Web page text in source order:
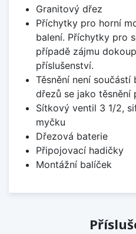
Granitový dřez
Příchytky pro horní
balení. Příchytky pro
případě zájmu
příslušenství.
Těsnění není
dřezů se jako těsnění
Sítkový ventil 3 1/2,
myčku
Dřezová baterie
Připojovací hadičky
Montážní balíček